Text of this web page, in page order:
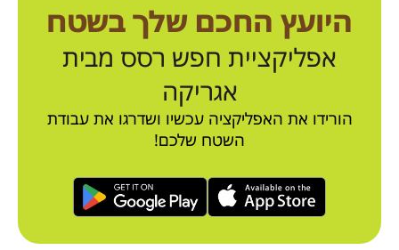
היועץ החכם שלך בשטח
אפליקציית חפש רסס מבית
אגריקה
הורידו את האפליקציה עכשיו ושדרגו את עבודת
השטח שלכם!